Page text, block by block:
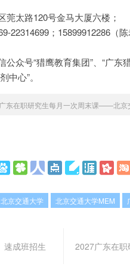
莞太路120号金马大厦六楼；
22314699；15899912286（
众号“猎鹰教育集团”、“广东
中心”。
东在职研究生每月一次周末课——北京
北京交通大学 北京交通大学MEM
速成班招生
2027广东在